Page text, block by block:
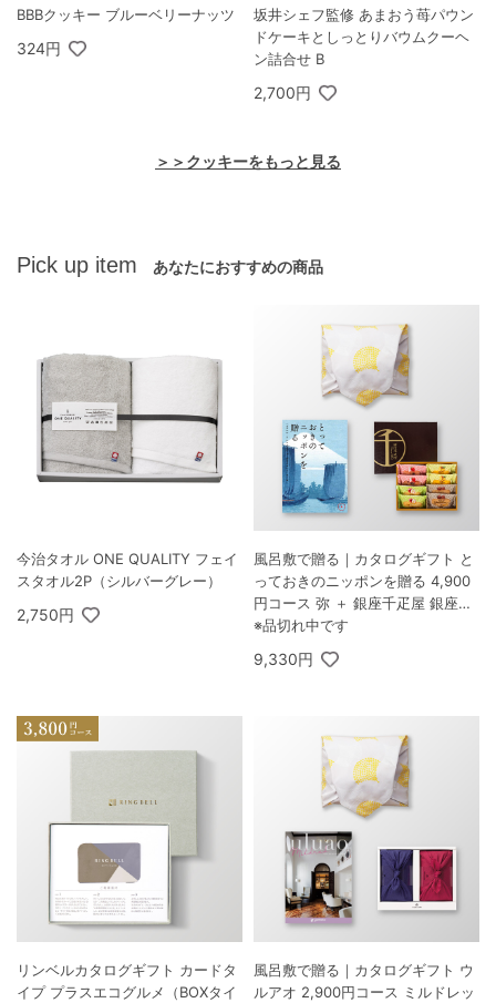
BBBクッキー ブルーベリーナッツ
324円
坂井シェフ監修 あまおう苺パウン
ドケーキとしっとりバウムクーヘ
ン詰合せ B
2,700円
＞＞クッキーをもっと見る
Pick up item あなたにおすすめの商品
今治タオル ONE QUALITY フェイ
スタオル2P（シルバーグレー）
2,750円
風呂敷で贈る｜カタログギフト と
っておきのニッポンを贈る 4,900
円コース 弥 ＋ 銀座千疋屋 銀座フ
ルーツフィナンシェ 8個入
※品切れ中です
9,330円
リンベルカタログギフト カードタ
イプ プラスエコグルメ（BOXタイ
風呂敷で贈る｜カタログギフト ウ
ルアオ 2,900円コース ミルドレッ